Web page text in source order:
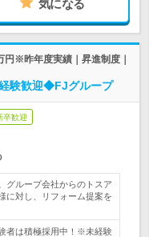
気になる
※昨年度実績｜昇進制度｜
経験歓迎◆FJグループ
卒歓迎
グループ会社からのトスア
に対し、リフォーム提案を
者は積極採用中！※未経験